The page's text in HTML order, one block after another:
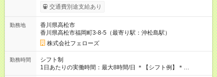
タイムで勤務いただける方にお越しいただきたいと思っていま
す。シフトが削られることはないので、安定した給与が入りま
たいという人もいると思います。このあたりは柔軟に対応する
ので、お気軽にご相談ください！ ※2ヶ月の試用期間がありま
す。その間の給与・待遇に変更はありません。 【試用期間】試
用期間あり 試用期間の長さ：2ヶ月 雇用形態、給与は本採用時
と同じです。
交通費別途支給あり
勤務地
香川県高松市
香川県高松市福岡町3-8-5（最寄り駅：沖松島駅）
株式会社フェローズ
勤務時間
シフト制
1日あたりの実働時間：最大8時間/日 ＊【シフト例】＊
(1) 10:00～19:00 (2) 11:00～20:00 (3) 12:00～21:00 など ◎